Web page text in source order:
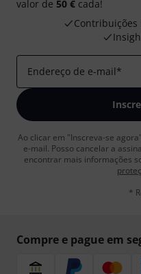
valor de 50 € cada!
Endereço de e-mail*
Ao clicar em "Inscreva-se
e-mail. Posso cancelar a
encontrar mais informações
*
Compre e pague em